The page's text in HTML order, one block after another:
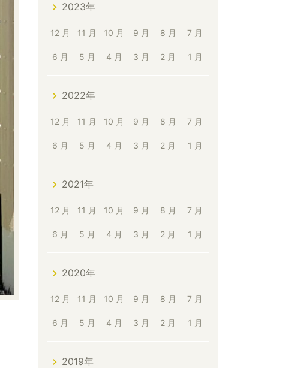
2023年
12 月 11 月 10 月 9 月 8 月 7 月
6 月 5 月 4 月 3 月 2 月 1 月
2022年
12 月 11 月 10 月 9 月 8 月 7 月
6 月 5 月 4 月 3 月 2 月 1 月
2021年
12 月 11 月 10 月 9 月 8 月 7 月
6 月 5 月 4 月 3 月 2 月 1 月
2020年
12 月 11 月 10 月 9 月 8 月 7 月
6 月 5 月 4 月 3 月 2 月 1 月
2019年